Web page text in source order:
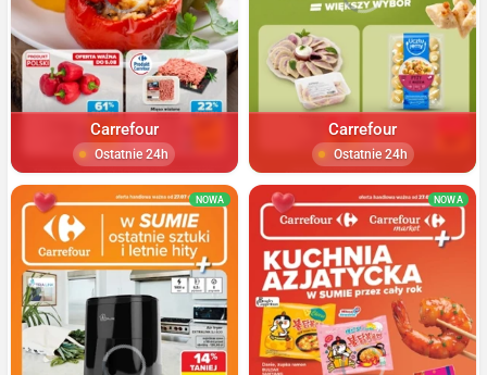
Carrefour
Ostatnie 24h
Carrefour
Ostatnie 24h
NOWA NOWA